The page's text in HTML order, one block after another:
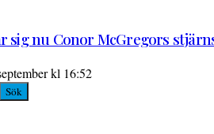
sig nu Conor McGregors
kl 16:52